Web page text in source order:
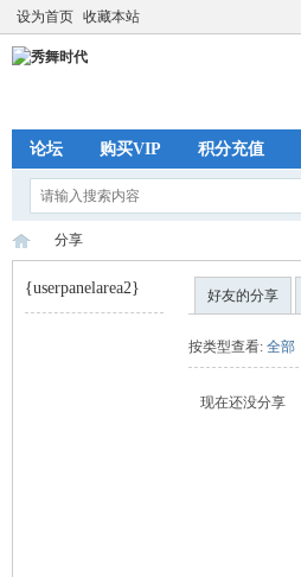
设为首页 收藏本站
论坛 购买VIP 积分充值
分享
{userpanelarea2} 好友的分享
按类型查看: 全部
现在还没分享